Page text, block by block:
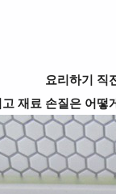
요리하기 직
재료 손질은 어떻